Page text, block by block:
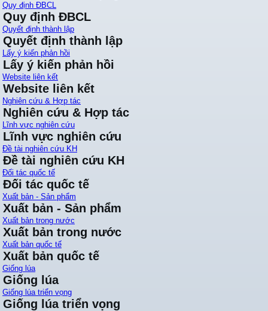
Quy định ĐBCL
Quy định ĐBCL
Quyết định thành lập
Quyết định thành lập
Lấy ý kiến phản hồi
Lấy ý kiến phản hồi
Website liên kết
Website liên kết
Nghiên cứu & Hợp tác
Nghiên cứu & Hợp tác
Lĩnh vực nghiên cứu
Lĩnh vực nghiên cứu
Đề tài nghiên cứu KH
Đề tài nghiên cứu KH
Đối tác quốc tế
Đối tác quốc tế
Xuất bản - Sản phẩm
Xuất bản - Sản phẩm
Xuất bản trong nước
Xuất bản trong nước
Xuất bản quốc tế
Xuất bản quốc tế
Giống lúa
Giống lúa
Giống lúa triển vọng
Giống lúa triển vọng